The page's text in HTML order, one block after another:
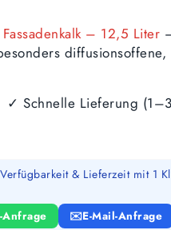
– 12,5 Liter
✓ Schnelle Lieferung
& Lieferzeit mit 1
Anfrage E-Mail-Anfrage